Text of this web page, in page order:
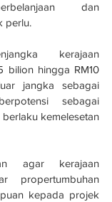
dan
perlu.
kerajaan
bilion hingga RM10
jangka sebagai
sebagai
kemelesetan
agar kerajaan
propertumbuhan
kepada projek